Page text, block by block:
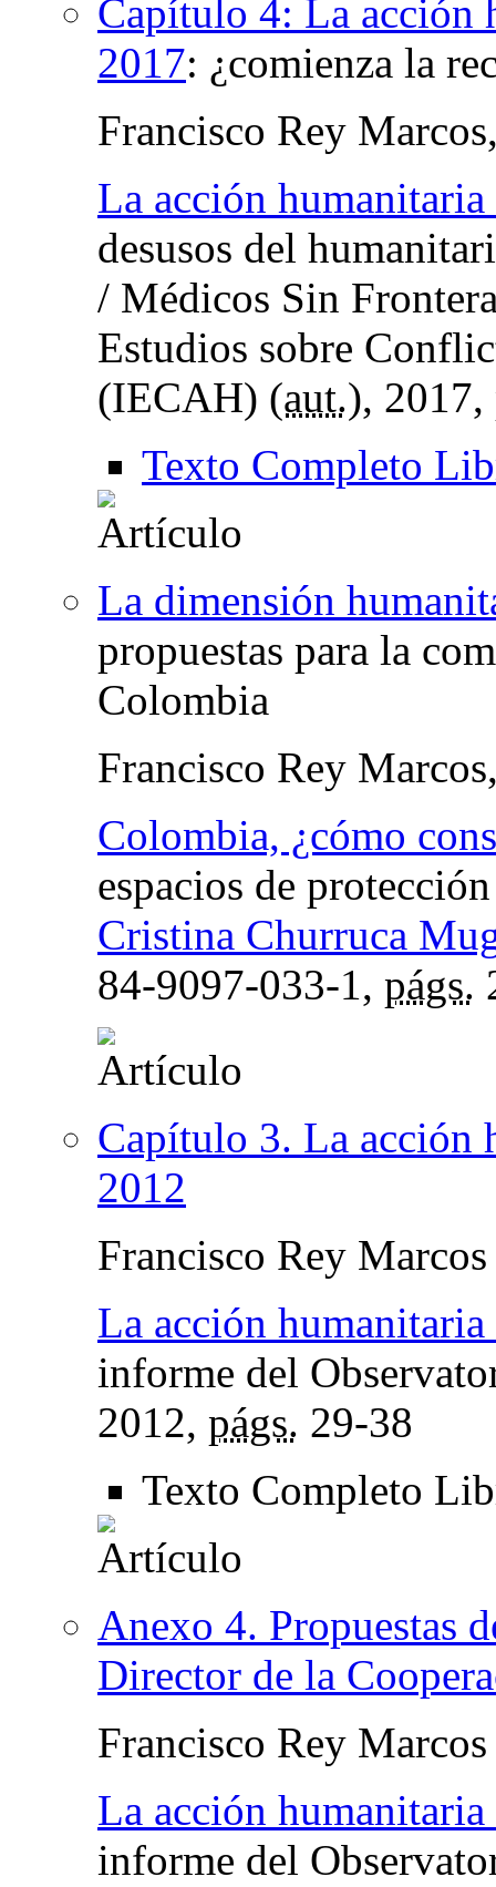
Capítulo 4: La acción
2017: ¿comienza la
Francisco Rey
La acción
desusos del
/ Médicos Sin
Estudios sobre
(IECAH) (aut.), 2017,
Texto Completo
La dimensión
propuestas para la
Colombia
Francisco Rey
Colombia, ¿cómo
espacios de
Cristina Churruca
84-9097-033-1, págs.
Capítulo 3. La acción
2012
Francisco Rey Marcos
La acción
informe del
2012, págs. 29-38
Texto Completo
Anexo 4. Propuestas
Director de la
Francisco Rey Marcos
La acción
informe del